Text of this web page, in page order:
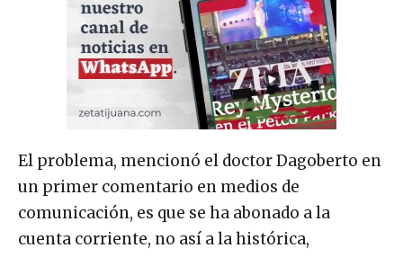
El problema, mencionó el doctor Dagoberto en
un primer comentario en medios de
comunicación, es que se ha abonado a la
cuenta corriente, no así a la histórica,